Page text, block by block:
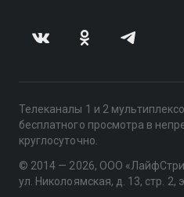
Телеканалы 1 и 2
бесплатного просмотра в
круглосуточно.
© 2014 — 2026, ООО
ул. Николоямская, д. 13, стр.